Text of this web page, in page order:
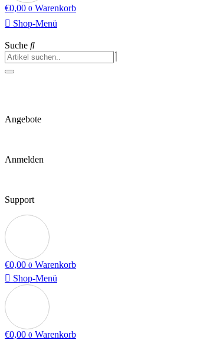
€0,00 0 Warenkorb
Shop-Menü
Suche
Angebote
Anmelden
Support
€0,00 0 Warenkorb
Shop-Menü
€0,00 0 Warenkorb